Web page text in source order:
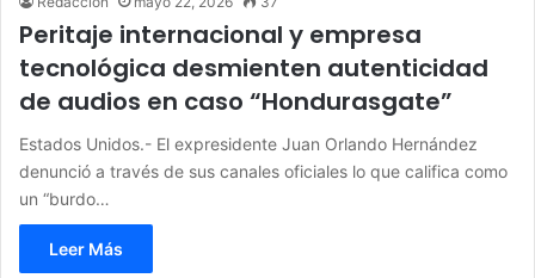
Peritaje internacional y empresa
tecnológica desmienten autenticidad
de audios en caso “Hondurasgate”
Estados Unidos.- El expresidente Juan Orlando Hernández
denunció a través de sus canales oficiales lo que califica como
un “burdo…
Leer Más